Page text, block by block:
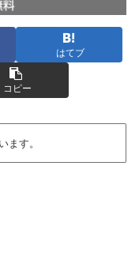
はてブ
コピー
ます。